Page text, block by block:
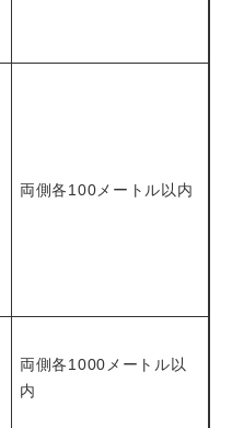
両側各100メートル以内
両側各1000メートル以
内